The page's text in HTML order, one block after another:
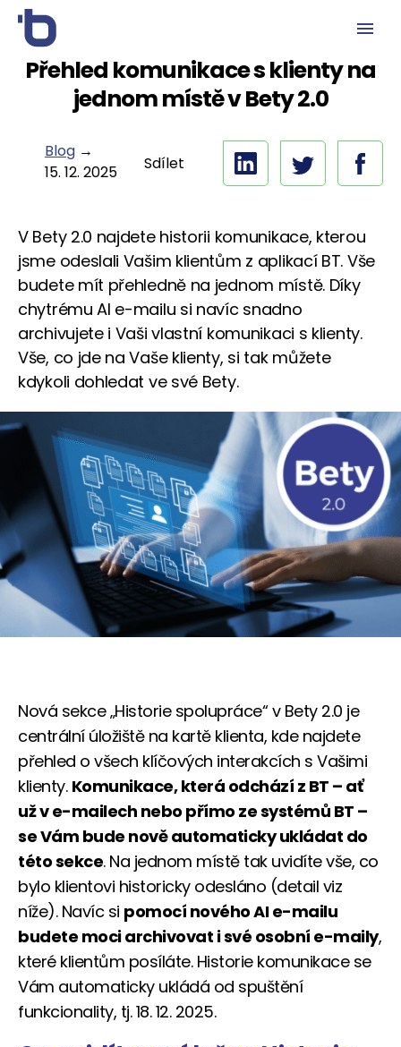
Přehled komunikace s klienty na
jednom místě v Bety 2.0
Blog →
15. 12. 2025
Sdílet
V Bety 2.0 najdete historii komunikace, kterou
jsme odeslali Vašim klientům z aplikací BT. Vše
budete mít přehledně na jednom místě. Díky
chytrému AI e-mailu si navíc snadno
archivujete i Vaši vlastní komunikaci s klienty.
Vše, co jde na Vaše klienty, si tak můžete
kdykoli dohledat ve své Bety.
Nová sekce „Historie spolupráce“ v Bety 2.0 je
centrální úložiště na kartě klienta, kde najdete
přehled o všech klíčových interakcích s Vašimi
klienty. Komunikace, která odchází z BT – ať
už v e-mailech nebo přímo ze systémů BT –
se Vám bude nově automaticky ukládat do
této sekce. Na jednom místě tak uvidíte vše, co
bylo klientovi historicky odesláno (detail viz
níže). Navíc si pomocí nového AI e-mailu
budete moci archivovat i své osobní e-maily,
které klientům posíláte. Historie komunikace se
Vám automaticky ukládá od spuštění
funkcionality, tj. 18. 12. 2025.